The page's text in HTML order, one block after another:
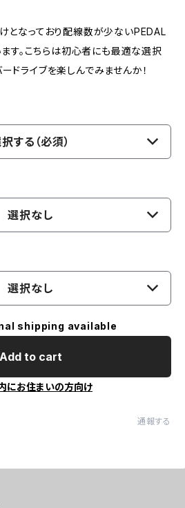
となっており配線数が少ないPEDAL
す。こちらは初心者にも最適な選択
ドライブを楽しんでみませんか！
する（必須）
選択なし
選択なし
shipping available
Add to cart
にお住まいの方向け
通報する